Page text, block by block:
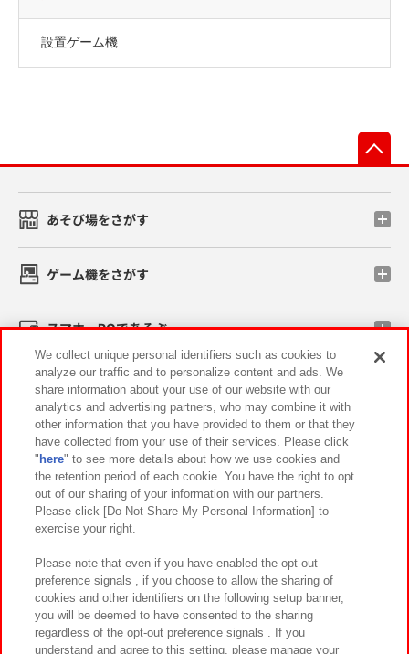
設置ゲーム機
あそび場をさがす
ゲーム機をさがす
スマホ・PCであそぶ
イベント・キャンペーン
関連会社 サステナビリティ サイトポリシー
プライバシーポリシー ウェブアクセシビリティ方針と検証結果
お取引先さまとともに
カスタマーハラスメント対応方針 よくあるご質問・お問い合わせ
We collect unique personal identifiers such as cookies to
analyze our traffic and to personalize content and ads. We
share information about your use of our website with our
analytics and advertising partners, who may combine it with
other information that you have provided to them or that they
have collected from your use of their services. Please click
" here" to see more details about how we use cookies and
the retention period of each cookie. You have the right to opt
out of our sharing of your information with our partners.
Please click [Do Not Share My Personal Information] to
exercise your right.
Please note that even if you have enabled the opt-out
preference signals , if you choose to allow the sharing of
cookies and other identifiers on the following setup banner,
you will be deemed to have consented to the sharing
regardless of the opt-out preference signals . If you
understand and agree to this setting, please manage your